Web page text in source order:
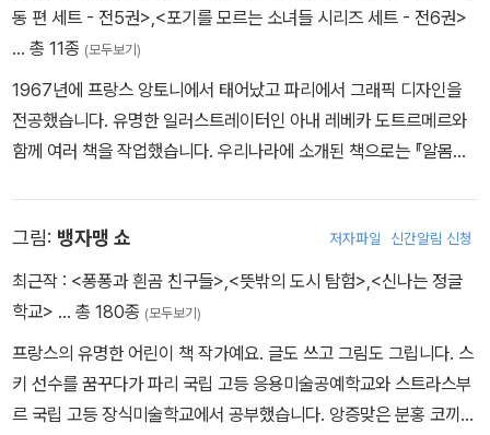
한 섬세한 심리적 묘사가 흐뭇한 미소를 짓게 한다. 아이들의 눈을 통
해 배려해 가는 모습과 주인공이 겪는 소동을 자연스럽게 보여주면
동 편 세트 - 전5권>,<포기를 모르는 소녀들 시리즈 세트 - 전6권>
… 총 11종 (모두보기)
1967년에 프랑스 앙토니에서 태어났고 파리에서 그래픽 디자인을
전공했습니다. 유명한 일러스트레이터인 아내 레베카 도트르메르와
함께 여러 책을 작업했습니다. 우리나라에 소개된 책으로는 『알몸으
그림: 뱅자맹 쇼 저자파일 신간알림 신청
최근작 : <퐁퐁과 흰곰 친구들>,<뜻밖의 도시 탐험>,<신나는 정글
학교> … 총 180종 (모두보기)
프랑스의 유명한 어린이 책 작가예요. 글도 쓰고 그림도 그립니다. 스
키 선수를 꿈꾸다가 파리 국립 고등 응용미술공예학교와 스트라스부
르 국립 고등 장식미술학교에서 공부했습니다. 앙증맞은 분홍 코끼리